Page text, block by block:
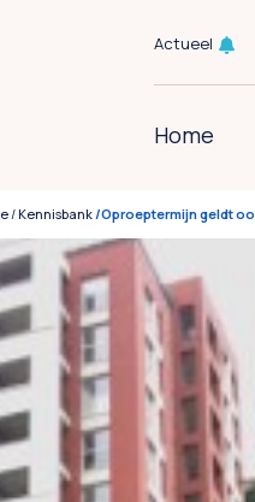
Actueel
Home
/Kennisbank/Oproeptermijn geldt